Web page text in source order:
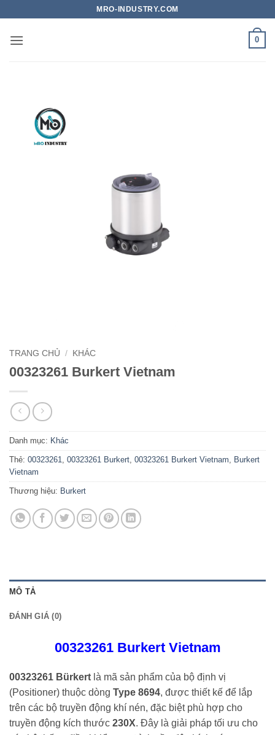
nội
MRO-INDUSTRY.COM
0
TRANG CHỦ / KHÁC
00323261 Burkert Vietnam
Danh mục: Khác
Thẻ: 00323261, 00323261 Burkert, 00323261 Burkert Vietnam, Burkert
Vietnam
Thương hiệu: Burkert
MÔ TẢ
ĐÁNH GIÁ (0)
00323261 Burkert Vietnam
00323261 Bürkert là mã sản phẩm của bộ định vị
(Positioner) thuộc dòng Type 8694, được thiết kế để lắp
trên các bộ truyền động khí nén, đặc biệt phù hợp cho
truyền động kích thước 230X. Đây là giải pháp tối ưu cho